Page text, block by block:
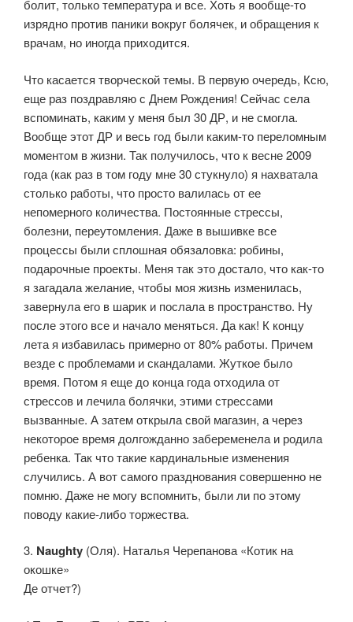
болит, только температура и все. Хоть я вообще-то
изрядно против паники вокруг болячек, и обращения к
врачам, но иногда приходится.
Что касается творческой темы. В первую очередь, Ксю,
еще раз поздравляю с Днем Рождения! Сейчас села
вспоминать, каким у меня был 30 ДР, и не смогла.
Вообще этот ДР и весь год были каким-то переломным
моментом в жизни. Так получилось, что к весне 2009
года (как раз в том году мне 30 стукнуло) я нахватала
столько работы, что просто валилась от ее
непомерного количества. Постоянные стрессы,
болезни, переутомления. Даже в вышивке все
процессы были сплошная обязаловка: робины,
подарочные проекты. Меня так это достало, что как-то
я загадала желание, чтобы моя жизнь изменилась,
завернула его в шарик и послала в пространство. Ну
после этого все и начало меняться. Да как! К концу
лета я избавилась примерно от 80% работы. Причем
везде с проблемами и скандалами. Жуткое было
время. Потом я еще до конца года отходила от
стрессов и лечила болячки, этими стрессами
вызванные. А затем открыла свой магазин, а через
некоторое время долгожданно забеременела и родила
ребенка. Так что такие кардинальные изменения
случились. А вот самого празднования совершенно не
помню. Даже не могу вспомнить, были ли по этому
поводу какие-либо торжества.
3. Naughty (Оля). Наталья Черепанова «Котик на
окошке»
Де отчет?)